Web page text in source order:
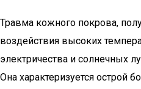
Травма кожного покрова,
воздействия высоких
электричества и солнечных
Она характеризуется острой